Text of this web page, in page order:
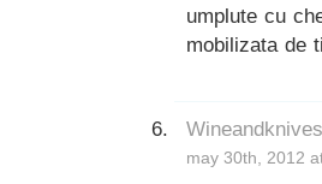
umplute cu
mobilizata de
Wineandknives
may 30th, 2012